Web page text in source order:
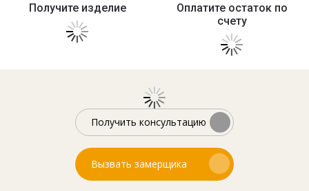
Получите изделие
Оплатите остаток по
счету
Получить консультацию
Вызвать замерщика